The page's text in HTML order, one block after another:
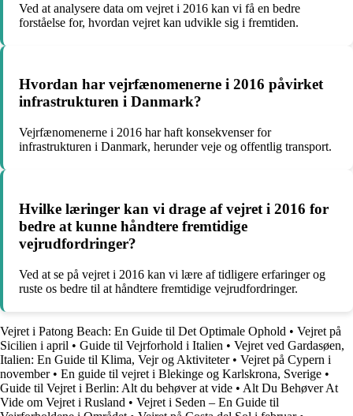
Ved at analysere data om vejret i 2016 kan vi få en bedre
forståelse for, hvordan vejret kan udvikle sig i fremtiden.
Hvordan har vejrfænomenerne i 2016 påvirket
infrastrukturen i Danmark?
Vejrfænomenerne i 2016 har haft konsekvenser for
infrastrukturen i Danmark, herunder veje og offentlig transport.
Hvilke læringer kan vi drage af vejret i 2016 for
bedre at kunne håndtere fremtidige
vejrudfordringer?
Ved at se på vejret i 2016 kan vi lære af tidligere erfaringer og
ruste os bedre til at håndtere fremtidige vejrudfordringer.
Vejret i Patong Beach: En Guide til Det Optimale Ophold • Vejret på
Sicilien i april • Guide til Vejrforhold i Italien • Vejret ved Gardasøen,
Italien: En Guide til Klima, Vejr og Aktiviteter• Vejret på Cypern i
november• En guide til vejret i Blekinge og Karlskrona, Sverige •
Guide til Vejret i Berlin: Alt du behøver at vide • Alt Du Behøver At
Vide om Vejret i Rusland • Vejret i Seden – En Guide til